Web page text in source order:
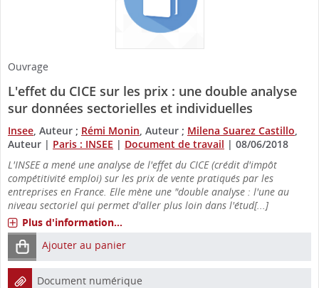
Ouvrage
L'effet du CICE sur les prix : une double analyse
sur données sectorielles et individuelles
Insee , Auteur ; Rémi Monin , Auteur ; Milena Suarez Castillo
Auteur | Paris : INSEE | Document de travail | 08/06/2018
L'INSEE a mené une analyse de l'effet du CICE (crédit d'impôt
compétitivité emploi) sur les prix de vente pratiqués par les
entreprises en France. Elle mène une "double analyse : l'une au
niveau sectoriel qui permet d'aller plus loin dans l'étud[...]
Plus d'information...
Ajouter au panier
Document numérique